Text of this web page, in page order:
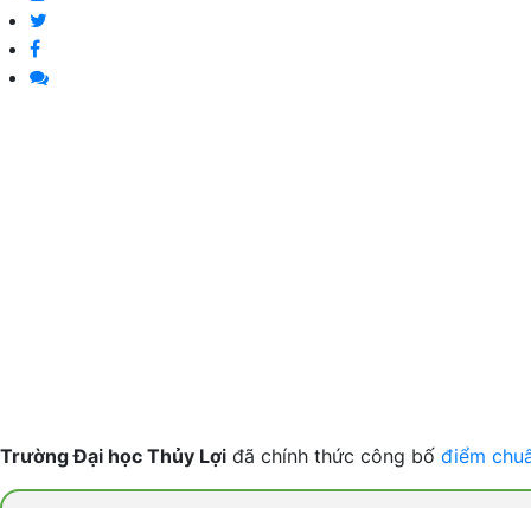
Trường Đại học Thủy Lợi đã chính thức công bố điểm